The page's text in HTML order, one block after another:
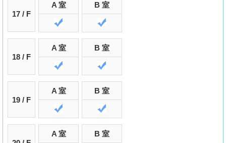
17 / F
A 室 B 室
18 / F
A 室 B 室
19 / F
A 室 B 室
A 室 B 室